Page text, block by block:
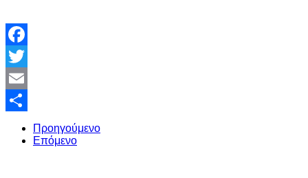
Facebook
Twitter
Email
Share
Προηγούμενο
Επόμενο